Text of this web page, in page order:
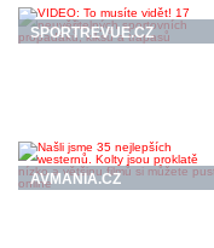
SPORTREVUE.CZ
AVMANIA.CZ